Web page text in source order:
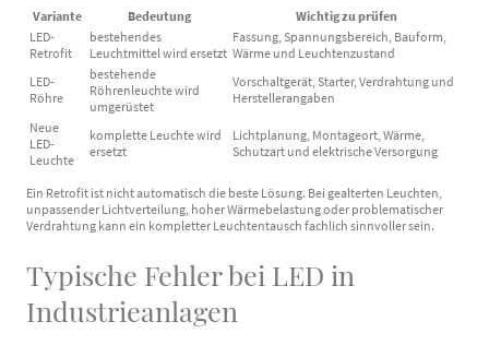
Variante Bedeutung
Wichtig zu prüfen
LED-
Retrofit
bestehendes
Leuchtmittel wird ersetzt
Fassung, Spannungsbereich, Bauform,
Wärme und Leuchtenzustand
LED-
Röhre
bestehende
Röhrenleuchte wird
umgerüstet
Vorschaltgerät, Starter, Verdrahtung und
Herstellerangaben
Neue
LED-
Leuchte
komplette Leuchte wird
ersetzt
Lichtplanung, Montageort, Wärme,
Schutzart und elektrische Versorgung
Ein Retrofit ist nicht automatisch die beste Lösung. Bei gealterten Leuchten,
unpassender Lichtverteilung, hoher Wärmebelastung oder problematischer
Verdrahtung kann ein kompletter Leuchtentausch fachlich sinnvoller sein.
Typische Fehler bei LED in
Industrieanlagen